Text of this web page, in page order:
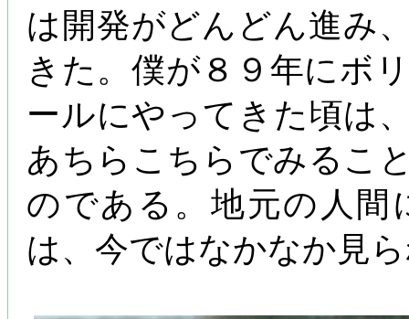
は開発がどんどん進み
きた。僕が８９年にボ
ールにやってきた頃は
あちらこちらでみるこ
のである。地元の人間
は、今ではなかなか見